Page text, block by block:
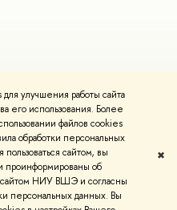
улучшения работы сайта
его использования. Более
файлов cookies
обработки персональных
пользоваться сайтом, вы
проинформированы об
сайтом НИУ ВШЭ и согласны
персональных данных. Вы
✖
возможностями
Условия использования
Карта сайта